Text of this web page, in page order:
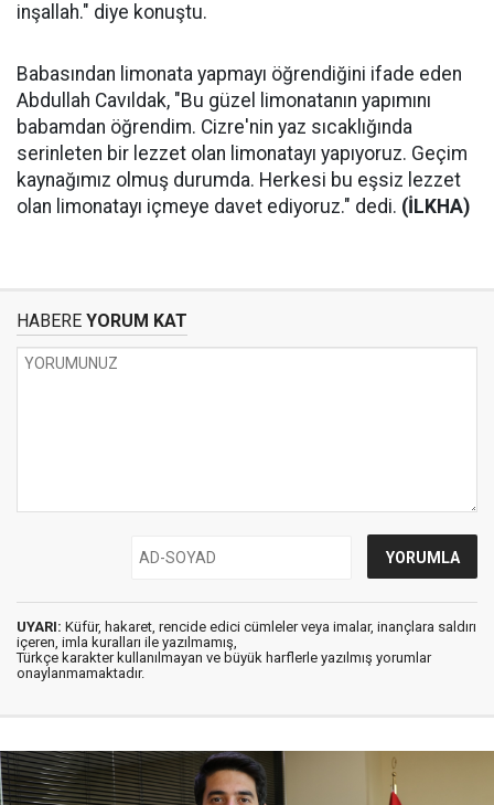
inşallah." diye konuştu.
Babasından limonata yapmayı öğrendiğini ifade eden
Abdullah Cavıldak, "Bu güzel limonatanın yapımını
babamdan öğrendim. Cizre'nin yaz sıcaklığında
serinleten bir lezzet olan limonatayı yapıyoruz. Geçim
kaynağımız olmuş durumda. Herkesi bu eşsiz lezzet
olan limonatayı içmeye davet ediyoruz." dedi. (İLKHA)
HABERE YORUM KAT
UYARI: Küfür, hakaret, rencide edici cümleler veya imalar, inançlara saldırı
içeren, imla kuralları ile yazılmamış,
Türkçe karakter kullanılmayan ve büyük harflerle yazılmış yorumlar
onaylanmamaktadır.